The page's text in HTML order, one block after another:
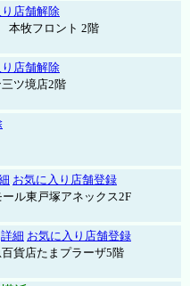
店舗解除
本牧フロント 2階
店舗解除
ツ境店2階
お気に入り店舗登録
ル東戸塚アネックス2F
詳細 お気に入り店舗登録
貨店たまプラーザ5階